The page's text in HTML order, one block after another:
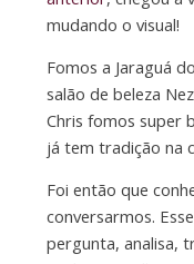
mudando o visual!
Fomos a Jaraguá
salão de beleza
Chris fomos super
já tem tradição na
Foi então que
conversarmos.
pergunta, analisa,